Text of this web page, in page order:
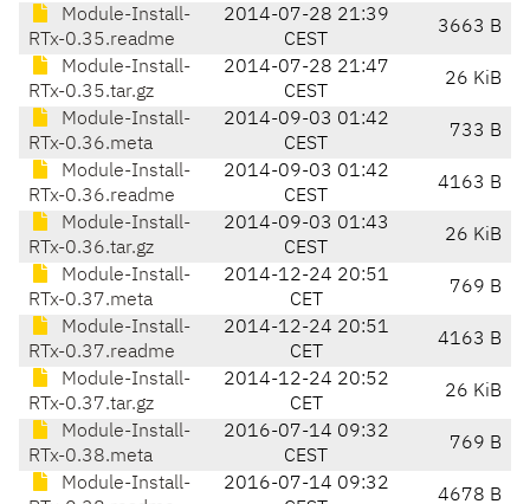
Module-Install-
RTx-0.35.readme
2014-07-28 21:39
CEST
3663 B
Module-Install-
RTx-0.35.tar.gz
2014-07-28 21:47
CEST
26 KiB
Module-Install-
RTx-0.36.meta
2014-09-03 01:42
CEST
733 B
Module-Install-
RTx-0.36.readme
2014-09-03 01:42
CEST
4163 B
Module-Install-
RTx-0.36.tar.gz
2014-09-03 01:43
CEST
26 KiB
Module-Install-
RTx-0.37.meta
2014-12-24 20:51
CET
769 B
Module-Install-
RTx-0.37.readme
2014-12-24 20:51
CET
4163 B
Module-Install-
RTx-0.37.tar.gz
2014-12-24 20:52
CET
26 KiB
Module-Install-
RTx-0.38.meta
2016-07-14 09:32
CEST
769 B
Module-Install-
2016-07-14 09:32
4678 B